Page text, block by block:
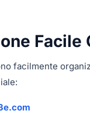
Facile
facilmente